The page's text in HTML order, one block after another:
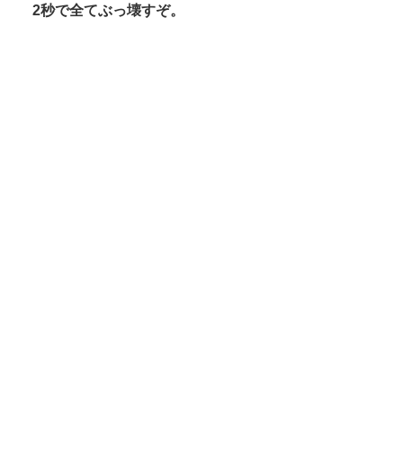
2秒で全てぶっ壊すぞ。